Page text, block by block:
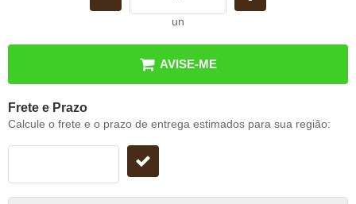
un
AVISE-ME
Frete e Prazo
Calcule o frete e o prazo de entrega estimados para sua região: